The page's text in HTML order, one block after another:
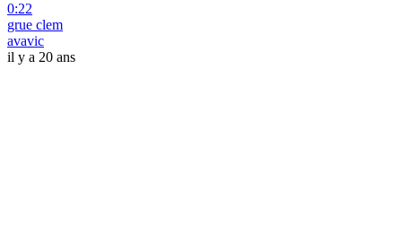
0:22
grue clem
avavic
il y a 20 ans